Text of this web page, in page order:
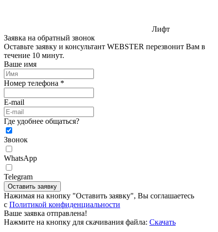
Лифт
Заявка на обратный звонок
Оставьте заявку и консультант WEBSTER перезвонит Вам в
течение 10 минут.
Ваше имя
Номер телефона *
E-mail
Где удобнее общаться?
Звонок
WhatsApp
Telegram
Оставить заявку
Нажимая на кнопку "Оставить заявку", Вы соглашаетесь
c Политикой конфиденциальности
Ваше заявка отправлена!
Нажмите на кнопку для скачивания файла: Скачать